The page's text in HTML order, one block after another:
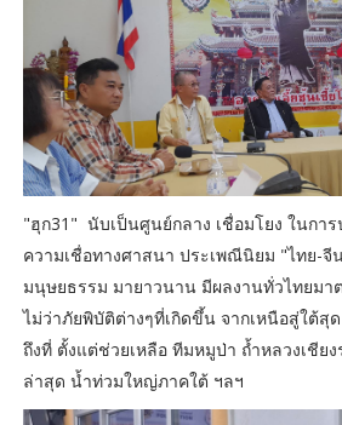
"ฮุก31" นับเป็นศูนย์กลาง เชื่อมโยง ในกา
ความเชื่อทางศาสนา ประเพณีนิยม "ไทย-
มนุษยธรรม มายาวนาน มีผลงานทั่วไทยม
ไม่ว่าภัยพิบัติต่างๆที่เกิดขึ้น จากเหนือสู่ใต้
ถึงที่ ตั้งแต่ช่วยเหลือ ทีมหมูป่า ถํ้าหลวงเชีย
ล่าสุด นํ้าท่วมใหญ่ภาคใต้ ฯลฯ